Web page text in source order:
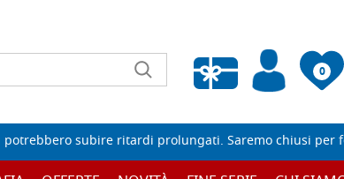
0
Wishlist vuota
subire ritardi prolungati. Saremo chiusi per